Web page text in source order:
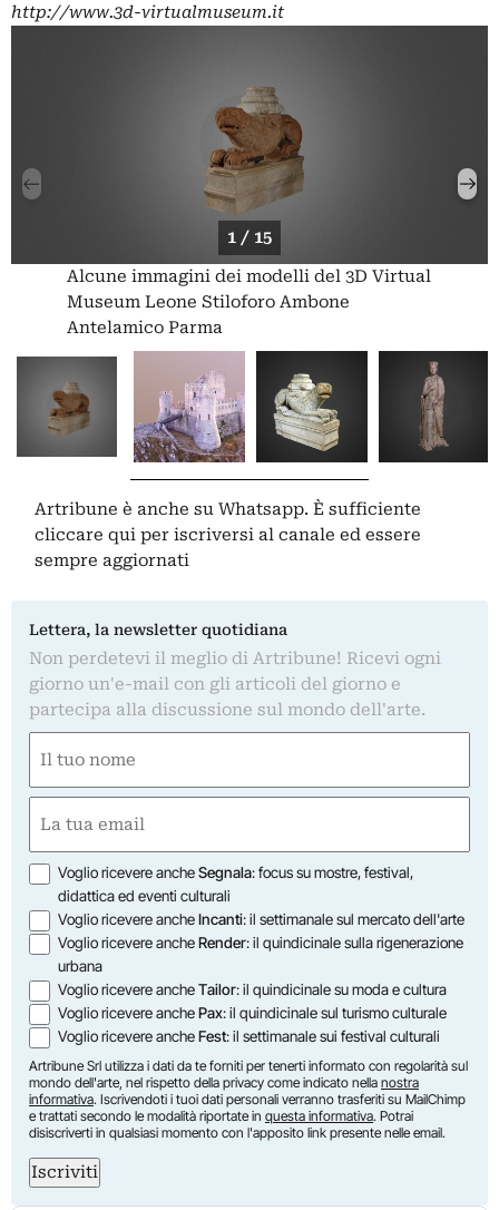
http://www.3d-virtualmuseum.it
1 / 15
Alcune immagini dei modelli del 3D Virtual
Museum Leone Stiloforo Ambone
Antelamico Parma
Artribune è anche su Whatsapp. È sufficiente
cliccare qui per iscriversi al canale ed essere
sempre aggiornati
Lettera, la newsletter quotidiana
Non perdetevi il meglio di Artribune! Ricevi ogni
giorno un'e-mail con gli articoli del giorno e
partecipa alla discussione sul mondo dell'arte.
(Required)
First
(Required)
Opzioni
Voglio ricevere ancheSegnala: focus su mostre, festival,
didattica ed eventi culturali
Voglio ricevere ancheIncanti: il settimanale sul mercato dell'arte
Voglio ricevere ancheRender: il quindicinale sulla rigenerazione
urbana
Voglio ricevere ancheTailor: il quindicinale su moda e cultura
Voglio ricevere anchePax: il quindicinale sul turismo culturale
Voglio ricevere ancheFest: il settimanale sui festival culturali
Artribune Srl utilizza i dati da te forniti per tenerti informato con regolarità sul
mondo dell'arte, nel rispetto della privacy come indicato nella nostra
informativa. Iscrivendoti i tuoi dati personali verranno trasferiti su MailChimp
e trattati secondo le modalità riportate in questa informativa. Potrai
disiscriverti in qualsiasi momento con l'apposito link presente nelle email.
Iscriviti